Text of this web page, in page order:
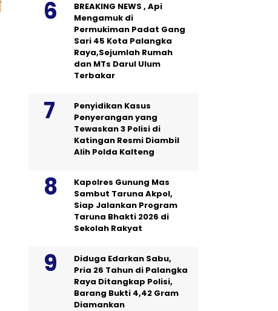
BREAKING NEWS , Api
Mengamuk di
Permukiman Padat Gang
Sari 45 Kota Palangka
Raya,Sejumlah Rumah
dan MTs Darul Ulum
Terbakar
Penyidikan Kasus
Penyerangan yang
Tewaskan 3 Polisi di
Katingan Resmi Diambil
Alih Polda Kalteng
Kapolres Gunung Mas
Sambut Taruna Akpol,
Siap Jalankan Program
Taruna Bhakti 2026 di
Sekolah Rakyat
Diduga Edarkan Sabu,
Pria 26 Tahun di Palangka
Raya Ditangkap Polisi,
Barang Bukti 4,42 Gram
Diamankan